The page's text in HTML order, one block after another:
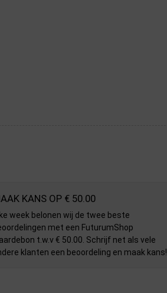
KANS OP € 50.00
week belonen wij de twee beste
met een FuturumShop
t.w.v € 50.00. Schrijf net als vele
klanten een beoordeling en maak kans!